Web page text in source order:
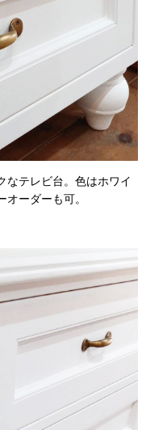
なテレビ台。色はホワイ
ーダーも可。